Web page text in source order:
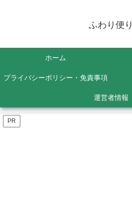
ふわり便り
ホーム
プライバシーポリシー・免責事項
運営者情報
PR